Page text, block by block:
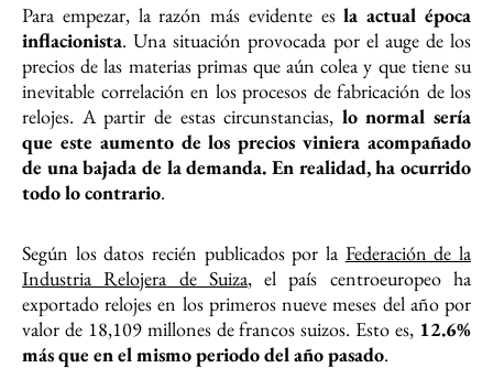
Para empezar, la razón más evidente esla actual época
inflacionista. Una situación provocada por el auge de los
precios de las materias primas que aún colea y que tiene su
inevitable correlación en los procesos de fabricación de los
relojes. A partir de estas circunstancias, lo normal sería
que este aumento de los precios viniera acompañado
de una bajada de la demanda. En realidad, ha ocurrido
todo lo contrario.
Según los datos recién publicados por la Federación de la
Industria Relojera de Suiza, el país centroeuropeo ha
exportado relojes en los primeros nueve meses del año por
valor de 18,109 millones de francos suizos. Esto es, 12.6%
más que en el mismo periodo del año pasado.